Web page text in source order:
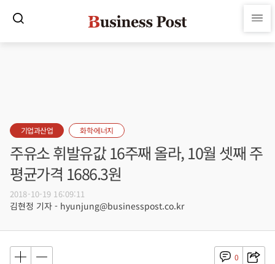
기업과산업 화학·에너지
주유소 휘발유값 16주째 올라, 10월 셋째 주
평균가격 1686.3원
2018-10-19 16:09:11
김현정 기자 - hyunjung@businesspost.co.kr
0